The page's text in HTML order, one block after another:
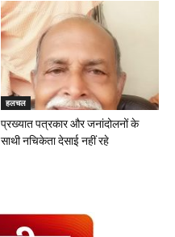
हलचल
प्रख्यात पत्रकार और जनांदोलनों के
साथी नचिकेता देसाई नहीं रहे